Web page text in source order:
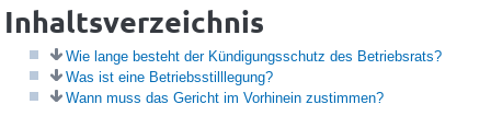
Inhaltsverzeichnis
Wie lange besteht der Kündigungsschutz des Betriebsrats?
Was ist eine Betriebsstilllegung?
Wann muss das Gericht im Vorhinein zustimmen?